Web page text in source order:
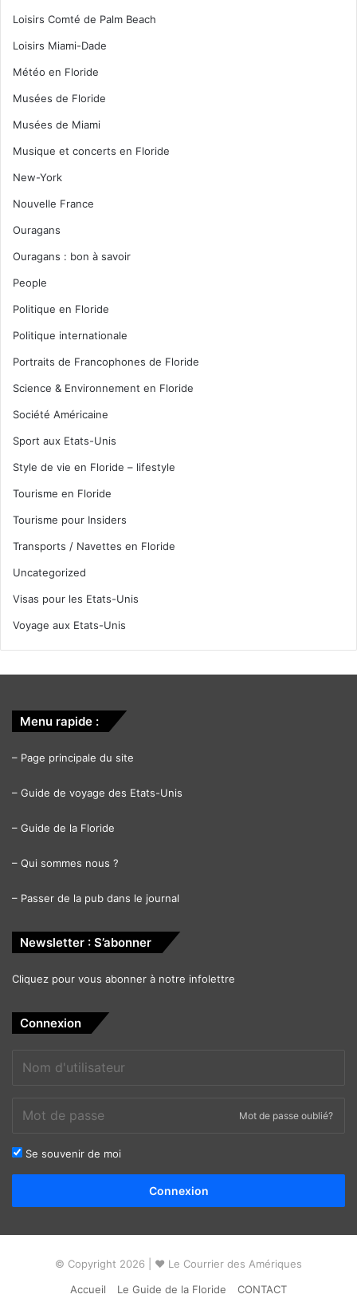
Loisirs Comté de Palm Beach
Loisirs Miami-Dade
Météo en Floride
Musées de Floride
Musées de Miami
Musique et concerts en Floride
New-York
Nouvelle France
Ouragans
Ouragans : bon à savoir
People
Politique en Floride
Politique internationale
Portraits de Francophones de Floride
Science & Environnement en Floride
Société Américaine
Sport aux Etats-Unis
Style de vie en Floride – lifestyle
Tourisme en Floride
Tourisme pour Insiders
Transports / Navettes en Floride
Uncategorized
Visas pour les Etats-Unis
Voyage aux Etats-Unis
Menu rapide :
– Page principale du site
– Guide de voyage des Etats-Unis
– Guide de la Floride
– Qui sommes nous ?
– Passer de la pub dans le journal
Newsletter : S’abonner
Cliquez pour vous abonner à notre infolettre
Connexion
Mot de passe oublié?
Se souvenir de moi
Connexion
© Copyright 2026 | ❤ Le Courrier des Amériques
Accueil
Le Guide de la Floride CONTACT